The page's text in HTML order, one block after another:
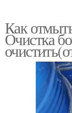
Как
Очистка